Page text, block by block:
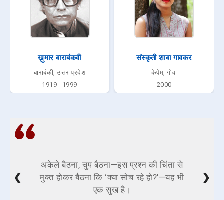
ख़ुमार बाराबंकवी
बाराबंकी, उत्तर प्रदेश
1919 - 1999
संस्कृती शाबा गावकर
केपेम, गोवा
2000
अकेले बैठना, चुप बैठना—इस प्रश्न की चिंता से
मुक्त होकर बैठना कि ‘क्या सोच रहे हो?’—यह भी
एक सुख है।
❮ ❯